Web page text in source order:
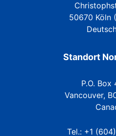
50670 Köln
Standort
P.O. Box
Vancouver,
Tel.: +1